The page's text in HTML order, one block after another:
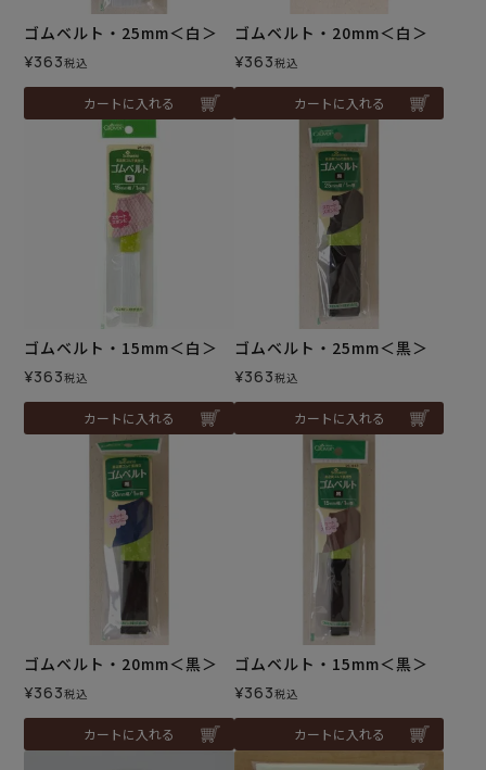
ゴムベルト・25mm＜白＞
¥363税込
カートに入れる
ゴムベルト・20mm＜白＞
¥363税込
カートに入れる
ゴムベルト・15mm＜白＞
¥363税込
カートに入れる
ゴムベルト・25mm＜黒＞
¥363税込
カートに入れる
ゴムベルト・20mm＜黒＞
¥363税込
カートに入れる
ゴムベルト・15mm＜黒＞
¥363税込
カートに入れる